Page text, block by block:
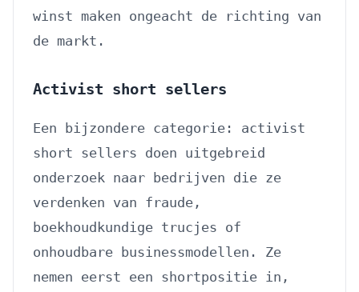
winst maken ongeacht de richting van
de markt.
Activist short sellers
Een bijzondere categorie: activist
short sellers doen uitgebreid
onderzoek naar bedrijven die ze
verdenken van fraude,
boekhoudkundige trucjes of
onhoudbare businessmodellen. Ze
nemen eerst een shortpositie in,